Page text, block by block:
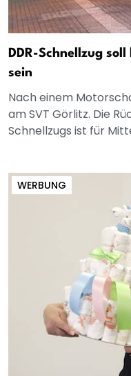
DDR-Schnellzug
sein
Nach einem
am SVT Görlitz. Die
Schnellzugs ist für
WERBUNG